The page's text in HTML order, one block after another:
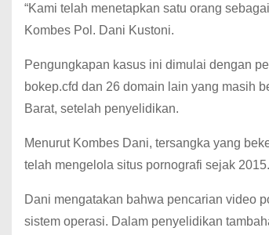
“Kami telah menetapkan satu orang
Kombes Pol. Dani Kustoni.
Pengungkapan kasus ini dimulai dengan
bokep.cfd dan 26 domain lain yang masih
Barat, setelah penyelidikan.
Menurut Kombes Dani, tersangka yang
telah mengelola situs pornografi sejak
Dani mengatakan bahwa pencarian video
sistem operasi. Dalam penyelidikan